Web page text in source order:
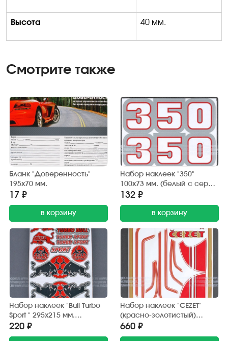
Высота 40 мм.
Смотрите также
Бланк "Доверенность"
195х70 мм.
17 ₽
в корзину
Набор наклеек "350"
100х73 мм. (белый с серой
окантовкой) 2 шт.
132 ₽
в корзину
Набор наклеек "Bull Turbo
Sport " 295х215 мм.
(красно-черный) 15 шт.
220 ₽
Набор наклеек "CEZET"
(красно-золотистый)
370х380 мм. (10 шт.)
660 ₽